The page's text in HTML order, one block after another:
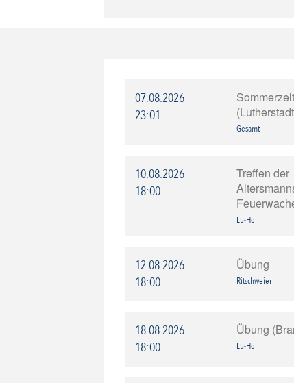
07.08.2026
23:01
Gesamt
10.08.2026
18:00
Treffen der
Lü-Ho
12.08.2026
18:00
Übung
Ritschweier
18.08.2026
18:00
Übung
Lü-Ho